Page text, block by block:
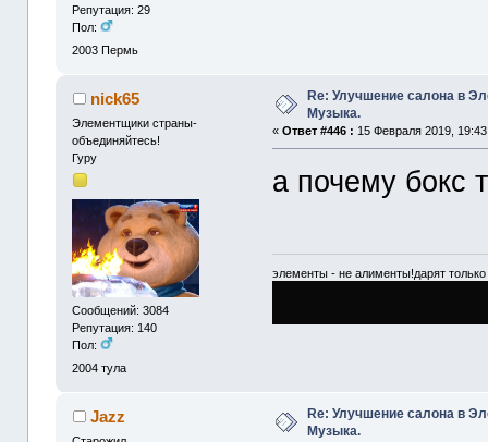
Репутация: 29
Пол:
2003 Пермь
nick65
Элементщики страны-
объединяйтесь!
Гуру
Сообщений: 3084
Репутация: 140
Пол:
2004 тула
Re: Улучшение салона в
Музыка.
«Ответ #446 : 15 Февраля 2019,
а почему бокс
элементы - не алименты!дарят только
Jazz
Re: Улучшение салона в
Музыка.